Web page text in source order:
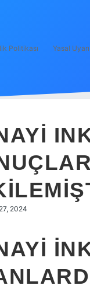
Politikası Yasal Uyarı
2024